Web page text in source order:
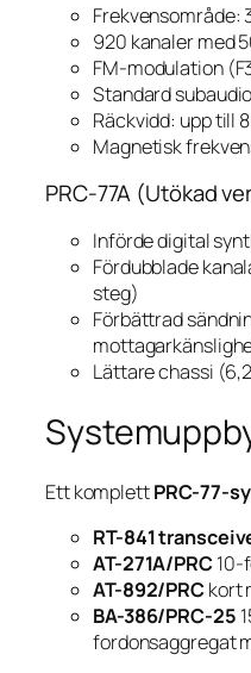
Frekvensområde:
920 kanaler med
FM-modulation
Standard
Räckvidd: upp till
Magnetisk
PRC-77A (Utökad
Införde digital
Fördubblade
steg)
Förbättrad
Lättare chassi
Ett komplettPRC-77-
RT-841
AT-271A/PRC10-
AT-892/PRCkort
BA-386/PRC-25
fordonsaggregat